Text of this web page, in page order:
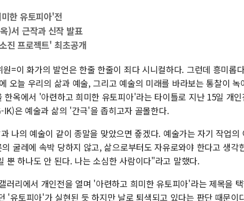
10
한
트
한 유토피아'전
)서 근작과 신작 발표
진 프로젝트' 최초공개
=이 화가의 발언은 한줄 한줄이 죄다 시니컬하다. 그런데 흥미롭
오늘 우리의 삶과 예술, 그리고 예술의 미래를 바라보는 통찰이 녹
한옥에서 '아련하고 희미한 유토피아'라는 타이틀로 지난 15일 개
은 예술과 삶의 '간극'을 좁히고자 골몰한다.
나의 예술이 같이 종말을 맞았으면 죻겠다. 예술가는 자기 작업의
굴레에 속박 당하지 않고, 삶으로부터도 자유로와야 한다고 생각
뿐 하나도 안 된다. 나는 소심한 사람이다"라고 말했다.
러리에서 개인전을 열며 '아련하고 희미한 유토피아'라는 제목을
'유토피아'가 실현된 듯 하지만 날로 퇴색되고 있다는 판단 때문이